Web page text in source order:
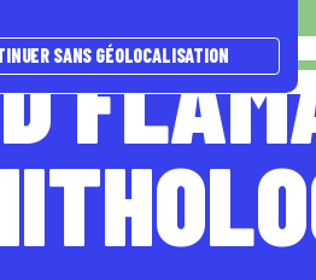
SANS GÉOLOCALISATION